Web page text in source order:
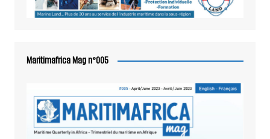
Maritimafrica Mag n°005